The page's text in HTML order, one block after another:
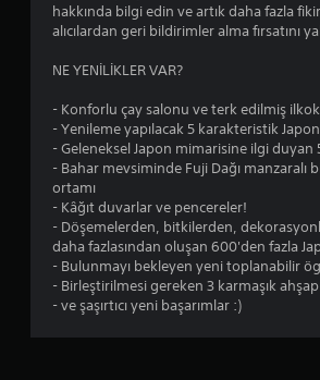
hakkında bilgi edin ve artık daha fazla
alıcılardan geri bildirimler alma fırsatını
NE YENİLİKLER VAR?
- Konforlu çay salonu ve terk edilmiş
- Yenileme yapılacak 5 karakteristik
- Geleneksel Japon mimarisine ilgi duyan
- Bahar mevsiminde Fuji Dağı manzaralı
ortamı
- Kâğıt duvarlar ve pencereler!
- Döşemelerden, bitkilerden,
daha fazlasından oluşan 600'den fazla
- Bulunmayı bekleyen yeni toplanabilir
- Birleştirilmesi gereken 3 karmaşık
- ve şaşırtıcı yeni başarımlar :)